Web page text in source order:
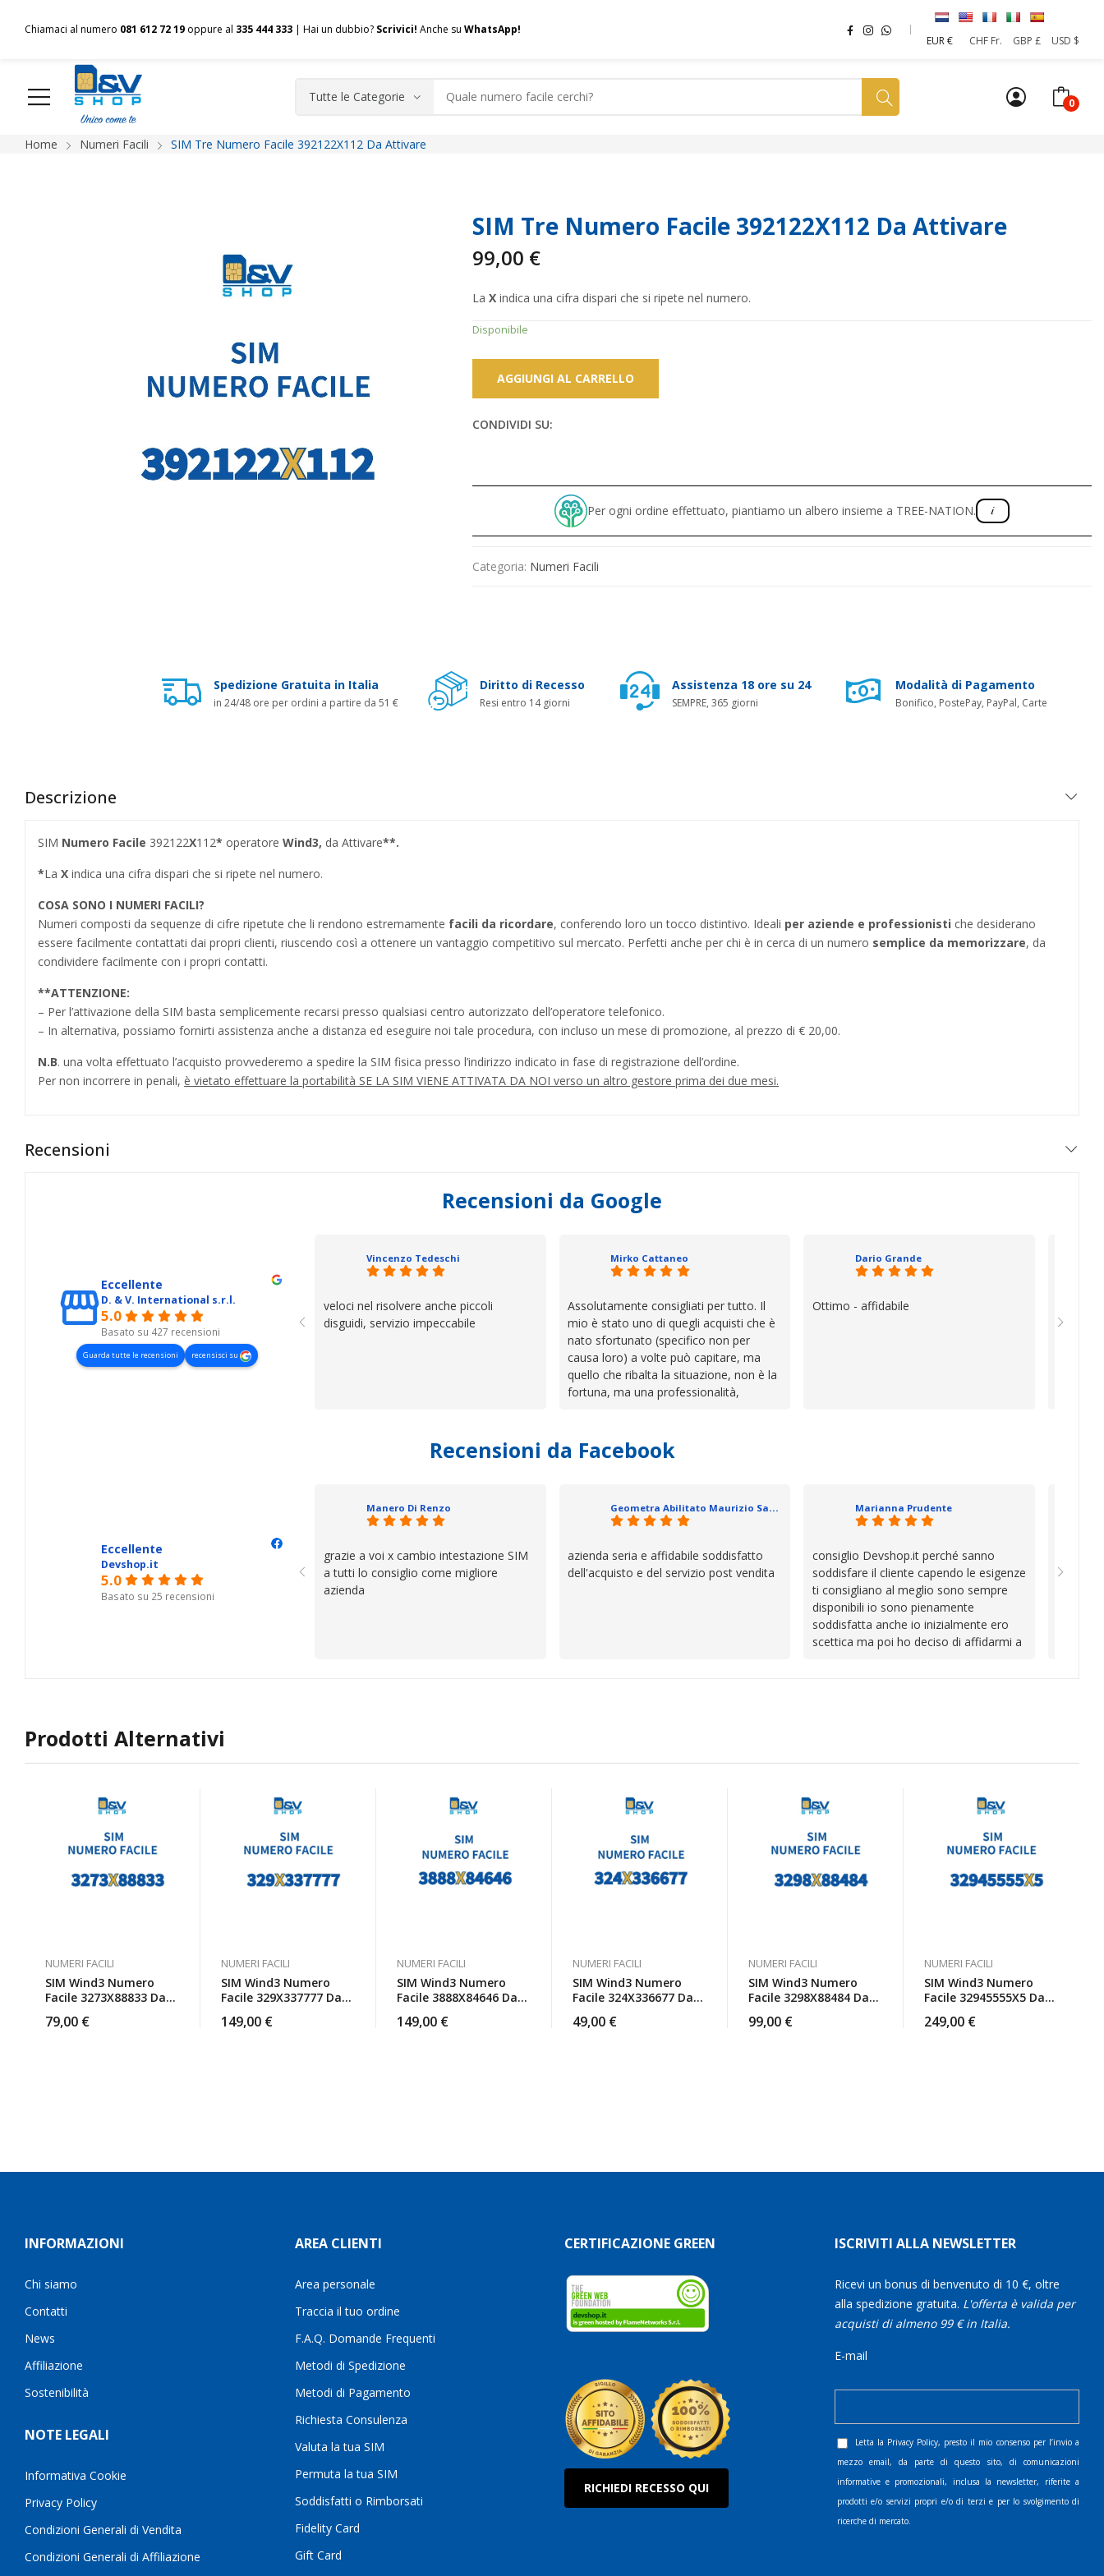
Chiamaci al numero 081 612 72 19 oppure al 335 444 333 | Hai un dubbio? Scrivici! Anche su WhatsApp!
EUR €
CHF Fr. GBP £ USD $
0
HOME Chi siamo Shop Spedizioni Pagamenti F.A.Q. Contatti
Home Numeri Facili SIM Tre Numero Facile 392122X112 Da Attivare
SIM Tre Numero Facile 392122X112 Da Attivare
99,00 €
La X indica una cifra dispari che si ripete nel numero.
Disponibile
AGGIUNGI AL CARRELLO
CONDIVIDI SU:
Per ogni ordine effettuato, piantiamo un albero insieme a TREE-NATION.
Categoria: Numeri Facili
Spedizione Gratuita in Italia
in 24/48 ore per ordini a partire da 51 €
Diritto di Recesso
Resi entro 14 giorni
Assistenza 18 ore su 24
SEMPRE, 365 giorni
Modalità di Pagamento
Bonifico, PostePay, PayPal, Carte
Descrizione
SIM Numero Facile 392122X112* operatore Wind3, da Attivare**.
*La X indica una cifra dispari che si ripete nel numero.
COSA SONO I NUMERI FACILI?
Numeri composti da sequenze di cifre ripetute che li rendono estremamente facili da ricordare, conferendo loro un tocco distintivo. Ideali per aziende e professionisti che desiderano
essere facilmente contattati dai propri clienti, riuscendo così a ottenere un vantaggio competitivo sul mercato. Perfetti anche per chi è in cerca di un numero semplice da memorizzare, da
condividere facilmente con i propri contatti.
**ATTENZIONE:
– Per l’attivazione della SIM basta semplicemente recarsi presso qualsiasi centro autorizzato dell’operatore telefonico.
– In alternativa, possiamo fornirti assistenza anche a distanza ed eseguire noi tale procedura, con incluso un mese di promozione, al prezzo di € 20,00.
N.B. una volta effettuato l’acquisto provvederemo a spedire la SIM fisica presso l’indirizzo indicato in fase di registrazione dell’ordine.
Per non incorrere in penali, è vietato effettuare la portabilità SE LA SIM VIENE ATTIVATA DA NOI verso un altro gestore prima dei due mesi.
Recensioni
Recensioni da Google
Eccellente
D. & V. International s.r.l.
5.0
Basato su 427 recensioni
Guarda tutte le recensioni recensisci su
Vincenzo Tedeschi
veloci nel risolvere anche piccoli
disguidi, servizio impeccabile
Mirko Cattaneo
Assolutamente consigliati per tutto. Il
mio è stato uno di quegli acquisti che è
nato sfortunato (specifico non per
causa loro) a volte può capitare, ma
quello che ribalta la situazione, non è la
fortuna, ma una professionalità,
cose. Be', io qui è proprio quello che ho
trovato, un atteggiamento che va oltre
se avete bisogno siete in ottime mani.
Dario Grande
Ottimo - affidabile
vera
Recensioni da Facebook
Eccellente
Devshop.it
5.0
Basato su 25 recensioni
Manero Di Renzo
grazie a voi x cambio intestazione SIM
a tutti lo consiglio come migliore
azienda
Geometra Abilitato Maurizio Sammartano
azienda seria e affidabile soddisfatto
dell'acquisto e del servizio post vendita
Marianna Prudente
consiglio Devshop.it perché sanno
soddisfare il cliente capendo le esigenze
ti consigliano al meglio sono sempre
disponibili io sono pienamente
soddisfatta anche io inizialmente ero
scettica ma poi ho deciso di affidarmi a
cambio
Prodotti Alternativi
NUMERI FACILI
SIM Wind3 Numero
Facile 3273X88833 Da
79,00 €
NUMERI FACILI
SIM Wind3 Numero
Facile 329X337777 Da
149,00 €
NUMERI FACILI
SIM Wind3 Numero
Facile 3888X84646 Da
149,00 €
NUMERI FACILI
SIM Wind3 Numero
Facile 324X336677 Da
49,00 €
NUMERI FACILI
SIM Wind3 Numero
Facile 3298X88484 Da
99,00 €
NUMERI FACILI
SIM Wind3 Numero
Facile 32945555X5 Da
249,00 €
INFORMAZIONI
Chi siamo
Contatti
News
Affiliazione
Sostenibilità
NOTE LEGALI
Informativa Cookie
Privacy Policy
Condizioni Generali di Vendita
Condizioni Generali di Affiliazione
AREA CLIENTI
Area personale
Traccia il tuo ordine
F.A.Q. Domande Frequenti
Metodi di Spedizione
Metodi di Pagamento
Richiesta Consulenza
Valuta la tua SIM
Permuta la tua SIM
Soddisfatti o Rimborsati
Fidelity Card
Gift Card
CERTIFICAZIONE GREEN
RICHIEDI RECESSO QUI
ISCRIVITI ALLA NEWSLETTER
Ricevi un bonus di benvenuto di 10 €, oltre
alla spedizione gratuita. L'offerta è valida per
acquisti di almeno 99 € in Italia.
E-mail
Letta la Privacy Policy, presto il mio consenso per l’invio a
mezzo email, da parte di questo sito, di comunicazioni
informative e promozionali, inclusa la newsletter, riferite a
prodotti e/o servizi propri e/o di terzi e per lo svolgimento di
ricerche di mercato.